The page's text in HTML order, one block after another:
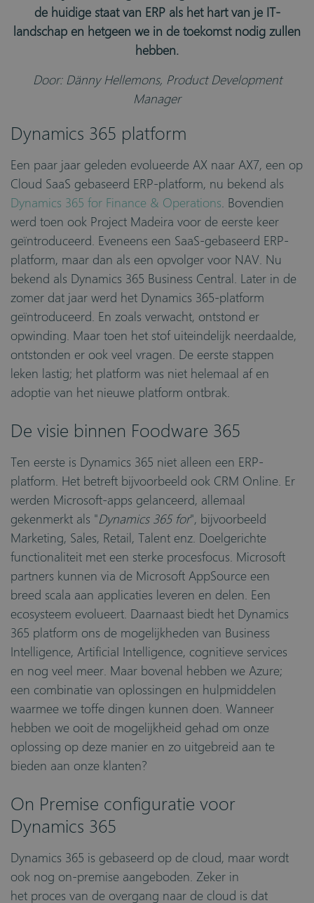
de huidige staat van ERP als het hart van je IT-
landschap en hetgeen we in de toekomst nodig zullen
hebben.
Door: Dänny Hellemons, Product Development
Manager
Dynamics 365 platform
Een paar jaar geleden evolueerde AX naar AX7, een op
Cloud SaaS gebaseerd ERP-platform, nu bekend als
Dynamics 365 for Finance & Operations . Bovendien
werd toen ook Project Madeira voor de eerste keer
geïntroduceerd. Eveneens een SaaS-gebaseerd ERP-
platform, maar dan als een opvolger voor NAV. Nu
bekend als Dynamics 365 Business Central. Later in de
zomer dat jaar werd het Dynamics 365-platform
geïntroduceerd. En zoals verwacht, ontstond er
opwinding. Maar toen het stof uiteindelijk neerdaalde,
ontstonden er ook veel vragen. De eerste stappen
leken lastig; het platform was niet helemaal af en
adoptie van het nieuwe platform ontbrak.
De visie binnen Foodware 365
Ten eerste is Dynamics 365 niet alleen een ERP-
platform. Het betreft bijvoorbeeld ook CRM Online Er
werden Microsoft-apps gelanceerd, allemaal
gekenmerkt als "Dynamics 365 for", bijvoorbeeld
Marketing, Sales, Retail, Talent enz. Doelgerichte
functionaliteit met een sterke procesfocus. Microsoft
partners kunnen via de Microsoft AppSource een
breed scala aan applicaties leveren en delen. Een
ecosysteem evolueert. Daarnaast biedt het Dynamics
365 platform ons de mogelijkheden van Business
Intelligence, ArtificiaI Intelligence, cognitieve services
en nog veel meer. Maar bovenal hebben we Azure;
een combinatie van oplossingen en hulpmiddelen
waarmee we toffe dingen kunnen doen. Wanneer
hebben we ooit de mogelijkheid gehad om onze
oplossing op deze manier en zo uitgebreid aan te
bieden aan onze klanten?
On Premise configuratie voor
Dynamics 365
Dynamics 365 is gebaseerd op de cloud, maar wordt
ook nog on-premise aangeboden. Zeker in
het proces van de overgang naar de cloud is dat